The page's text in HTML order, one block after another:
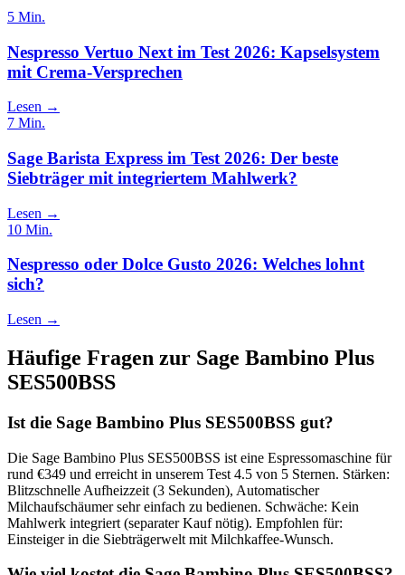
5 Min.
Nespresso Vertuo Next im Test 2026: Kapselsystem
mit Crema-Versprechen
Lesen →
7 Min.
Sage Barista Express im Test 2026: Der beste
Siebträger mit integriertem Mahlwerk?
Lesen →
10 Min.
Nespresso oder Dolce Gusto 2026: Welches lohnt
sich?
Lesen →
Häufige Fragen zur Sage Bambino Plus
SES500BSS
Ist die Sage Bambino Plus SES500BSS gut?
Die Sage Bambino Plus SES500BSS ist eine Espressomaschine für
rund €349 und erreicht in unserem Test 4.5 von 5 Sternen. Stärken:
Blitzschnelle Aufheizzeit (3 Sekunden), Automatischer
Milchaufschäumer sehr einfach zu bedienen. Schwäche: Kein
Mahlwerk integriert (separater Kauf nötig). Empfohlen für:
Einsteiger in die Siebträgerwelt mit Milchkaffee-Wunsch.